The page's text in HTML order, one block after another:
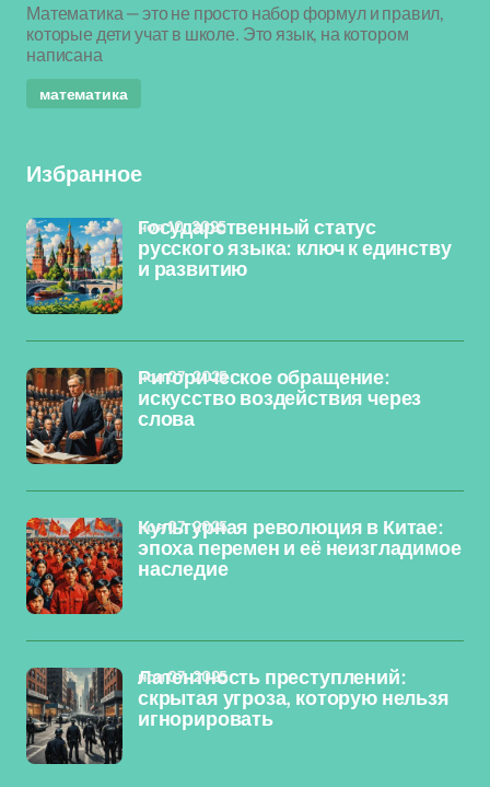
Математика — это не просто набор формул и правил,
которые дети учат в школе. Это язык, на котором
написана
математика
Избранное
Государственный статус
русского языка: ключ к единству
и развитию
ноя 10, 2025
Риторическое обращение:
искусство воздействия через
слова
ноя 07, 2025
Культурная революция в Китае:
эпоха перемен и её неизгладимое
наследие
ноя 07, 2025
Латентность преступлений:
скрытая угроза, которую нельзя
игнорировать
ноя 07, 2025